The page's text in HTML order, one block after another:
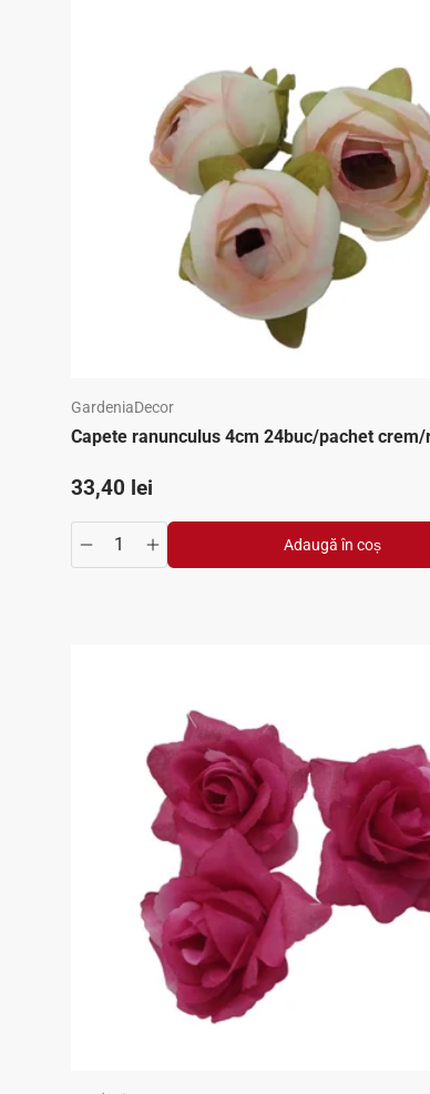
GardeniaDecor
Capete ranunculus 4cm 24buc/pachet crem/
Preț standard
33,40 lei
Translation missing:
Translation missing:Adaugă în coș